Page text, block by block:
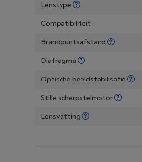
Lenstype
Compatibiliteit
Brandpuntsafstand
Diafragma
Optische beeldstabilisatie
Stille scherpstelmotor
Lensvatting